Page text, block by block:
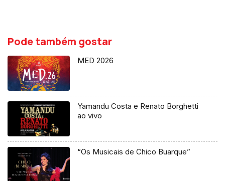
Pode também gostar
MED 2026
Yamandu Costa e Renato Borghetti
ao vivo
“Os Musicais de Chico Buarque”